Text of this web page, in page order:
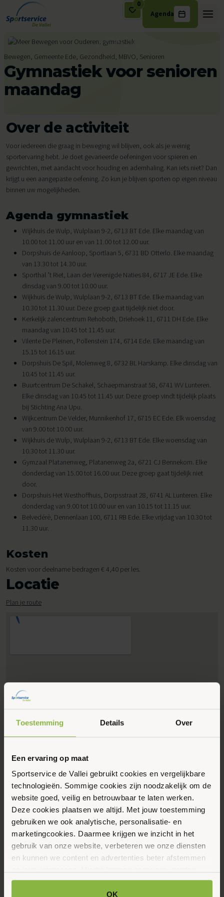
Toestemming Details Over
Een ervaring op maat
Sportservice de Vallei gebruikt cookies en vergelijkbare
technologieën. Sommige cookies zijn noodzakelijk om de
website goed, veilig en betrouwbaar te laten werken.
Deze cookies plaatsen we altijd. Met jouw toestemming
gebruiken we ook analytische, personalisatie- en
marketingcookies. Daarmee krijgen we inzicht in het
gebruik van onze website, verbeteren we onze diensten
en kunnen we content en advertenties beter afstemmen
gedeeld met externe partners.
OK
Ga naar de inhoud
0
Agenda
Bewegen, Gemeente Ede, Gezondheid, MBVO, Senioren
Gymnastiek voor senioren
maandag
Over de activiteit
Voor iedereen die graag in beweging wil blijven, ook als je weinig
sportervaring hebt. Je doet gevarieerde oefeningen voor spieren en
gewrichten, met aandacht voor houding en ademhaling. Kan iets niet? Dan
krijgt u een aangepaste oefening. Zo kun je blijven sporten op eigen niveau
binnen uw mogelijkheden.
Agenda gymnastiek
Wijkhuis de Wulp, Wulplaan 9-2, 6713 BT Ede. Elke maandag van
10.00 tot 11.00 uur en van 11.00 tot 12.00 uur.
Dorpshuis de Aanloop, Sportlaan 5, 6731 BD Otterlo. Elke maandag
van 13.30 tot 14.30 uur.
Sporthal ’t Riet, Laan der Verenigde Naties 84, 6717 JE Ede. Elke
dinsdag van 9.00 tot 10.00 uur.
Wijkhuis de Wulp, Wulplaan 9-2, 6713 BT Ede. Elke maandag van
10.30 tot 11.30 uur. Deze groep gaat tijdelijk niet door.
Kerkelijk zalencentrum Rehoboth, Driehoek 11, 6711 DH Ede. Elke
maandag van 10.45 tot 11.45 uur.
Vilente De Pleinen, Pollenstein 174, 6714 Ede. Elke maandag van
15.15 tot 16.15 uur.
Dorpshuis De Spil, Molenweg 8, 6732 BL Harskamp. Elke dinsdag van
10.45 tot 11.45 uur.
Buurtcentrum De Schakel, Schaepmanstraat 58, 6741 WV Lunteren.
Elke dinsdag van 10.45 tot 11.45 uur. Deze groep vindt tijdelijk plaats
bij Stichting Ana Upu.
Wijkcentrum De Velder, Munnikenhof 17, 6715 EC Ede. Elk woensdag
van 9.00 tot 10.00 uur.
Wijkhuis de Wulp, Wulplaan 9-2, 6713 BT Ede. Elke woensdag van
10.30 tot 11.30 uur.
Gymzaal Platanenweg, Platanenweg 2a, 6721 CJ Bennekom. Elke
donderdag van 15.00 tot 16.00 uur. Deze groep gaat tijdelijk niet
door.
Dorpshuis Het Westhoffhuis, Dorpsstraat 28, 6741 AL Lunteren. Elke
donderdag van 9.00 tot 10.00 uur en van 10.15 tot 11.15 uur.
Belvedérè, Dennenlaan 100, 6711 RB Ede. Elke vrijdag van 10.30 tot
11.30 uur.
Kosten
Kosten voor deelname bedragen € 4,40 per les.
Locatie
Plan je route
Eerstvolgende data Toon alle data
Maandag
17
Augustus 2026
10:00 - 11:00
Sportlaan 5, Otterlo